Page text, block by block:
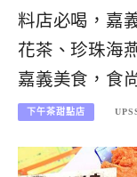
料店必喝，嘉
花茶、珍珠海
嘉義美食，食
下午茶甜點店